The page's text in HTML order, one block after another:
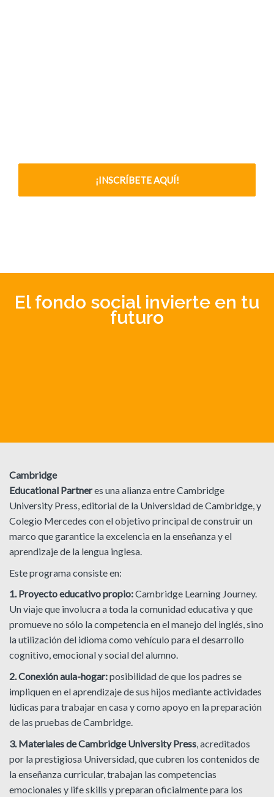
¡INSCRÍBETE AQUÍ!
El fondo social invierte en tu
futuro
Cambridge
Educational Partneres una alianza entre Cambridge
University Press, editorial de la Universidad de Cambridge, y
Colegio Mercedes con el objetivo principal de construir un
marco que garantice la excelencia en la enseñanza y el
aprendizaje de la lengua inglesa.
Este programa consiste en:
1. Proyecto educativo propio:Cambridge Learning Journey.
Un viaje que involucra a toda la comunidad educativa y que
promueve no sólo la competencia en el manejo del inglés, sino
la utilización del idioma como vehículo para el desarrollo
cognitivo, emocional y social del alumno.
2.Conexión aula-hogar:posibilidad de que los padres se
impliquen en el aprendizaje de sus hijos mediante actividades
lúdicas para trabajar en casa y como apoyo en la preparación
de las pruebas de Cambridge.
3. Materiales de Cambridge University Press , acreditados
por la prestigiosa Universidad, que cubren los contenidos de
la enseñanza curricular, trabajan las competencias
emocionales y life skills y preparan oficialmente para los